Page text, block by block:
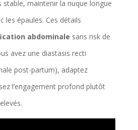
stable, maintenir la nuque longue
les épaules. Ces détails
abdominale sans risk de
avez une diastasis recti
post-partum), adaptez
l’engagement profond plutôt